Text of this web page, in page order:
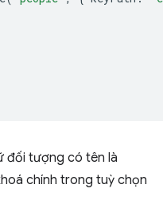
đối tượng có tên là
chính trong tuỳ chọn